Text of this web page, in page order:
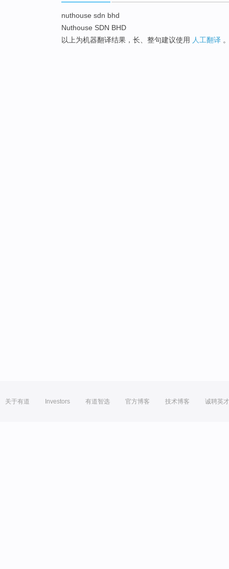
nuthouse sdn bhd
Nuthouse SDN BHD
以上为机器翻译结果，长、整句建议使用 人工翻译
关于有道 Investors 有道智选 官方博客 技术博客 诚聘英才